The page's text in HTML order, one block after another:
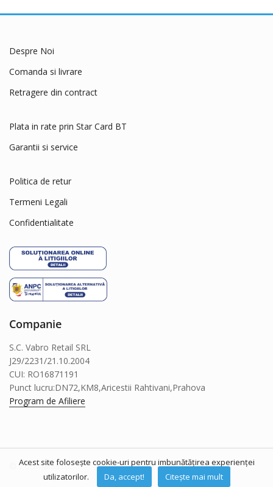
Cat Concept
Catit
Cesar
Chipsi
COA
Coachies
Crystal Cat
Cunipic
Delickcious
Dog Chow
Dog Concept
Dogit
dry sense
Eat&Fun
Exo Terra
Felix
Fluval
Fresh'N Clean
Despre Noi
Comanda si livrare
Retragere din contract
Plata in rate prin Star Card BT
Garantii si service
Politica de retur
Termeni Legali
Confidentialitate
Companie
S.C. Vabro Retail SRL
J29/2231/21.10.2004
CUI: RO16871191
Punct lucru:DN72,KM8,Aricestii Rahtivani,Prahova
Program de Afiliere
© Zoomania.ro
Acest site folosește cookie-uri pentru imbunătățirea experienței
utilizatorilor.
Da, accept! Citește mai mult